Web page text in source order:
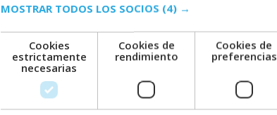
MOSTRAR TODOS LOS SOCIOS (4) →
Cookies
estrictamente
necesarias
Cookies de
rendimiento
Cookies de
preferencias